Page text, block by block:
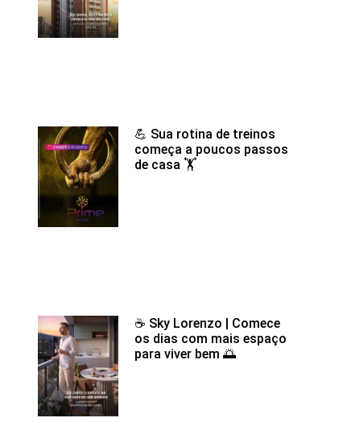
💪 Sua rotina de treinos
começa a poucos passos
de casa 🏋️
☕ Sky Lorenzo | Comece
os dias com mais espaço
para viver bem 🌅